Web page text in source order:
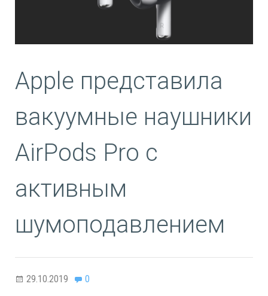
Apple представила
вакуумные наушники
AirPods Pro с
активным
шумоподавлением
29.10.2019 0